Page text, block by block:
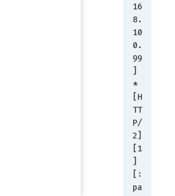
16
8.
10
0.
99
]
*
[H
TT
P/
2]
[1
]
[:
pa